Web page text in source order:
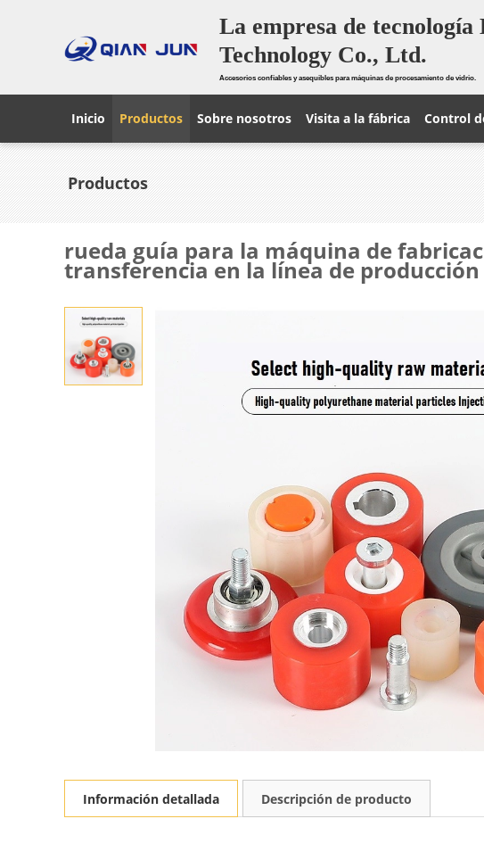
La empresa de
Technology Co., Ltd.
Accesorios confiables y asequibles para máquinas de procesamiento de vidrio.
Inicio Productos Sobre nosotros Visita a la fábrica Control
Productos
rueda guía para la máquina de
transferencia en la línea de
Información detallada Descripción de producto